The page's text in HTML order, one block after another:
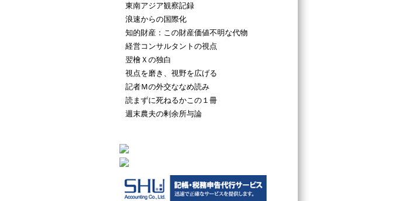
東南アジア観察記録
浪速からの国際化
知的財産：この財産価値不明な代物
経営コンサルタントの視点
翌檜Ｘの独白
視点を磨き、視野を広げる
記者Ｍの外交ななめ読み
読まずに死ねるかこの１冊
週末農夫の剰余所与論